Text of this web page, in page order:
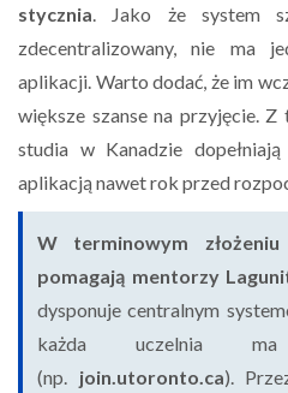
stycznia . Jako że system
zdecentralizowany, nie ma
aplikacji. Warto dodać, że im
większe szanse na przyjęcie.
studia w Kanadzie
aplikacją nawet rok przed
W terminowym
pomagają mentorzy
dysponuje centralnym
każda uczelnia
(np. join.utoronto.ca).